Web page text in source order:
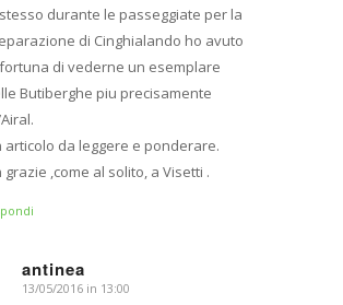
durante le passeggiate per la
di Cinghialando ho avuto
di vederne un esemplare
Butiberghe piu precisamente
articolo da leggere e ponderare.
grazie ,come al solito, a Visetti .
antinea
dice:
13/05/2016 in 13:00